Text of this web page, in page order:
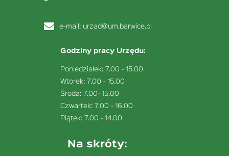
e-mail: urzad@um.barwice.pl
Godziny pracy Urzędu:
Poniedziałek: 7.00 - 15.00
Wtorek: 7.00 - 15.00
Środa: 7.00- 15.00
Czwartek: 7.00 - 16.00
Piątek: 7.00 - 14.00
Na skróty: